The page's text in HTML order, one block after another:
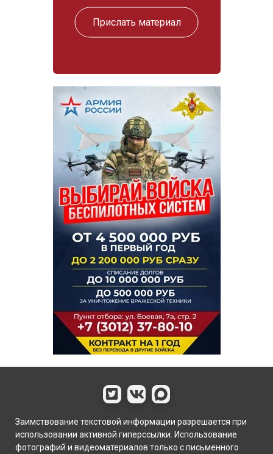
Прислать материал
Заимствование текстовой информации разрешается при
использовании активной гиперссылки. Использование
фотографий и видеоматериалов только с письменного